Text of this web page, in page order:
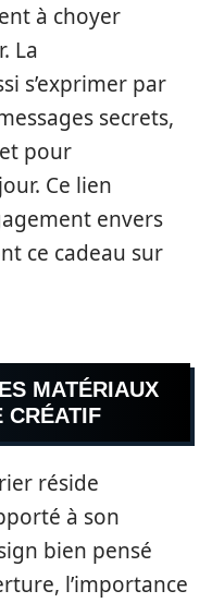
à choyer
La
s’exprimer par
secrets,
pour
Ce lien
envers
ce cadeau sur
MATÉRIAUX
CRÉATIF
réside
à son
bien pensé
l’importance